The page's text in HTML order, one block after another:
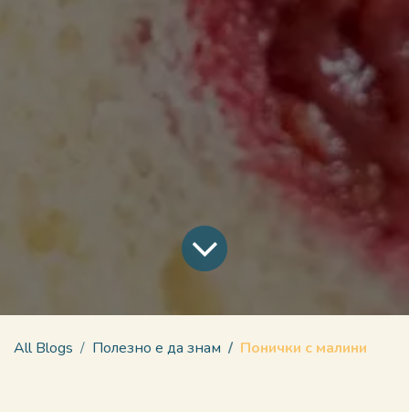
All Blogs Полезно е да знам Понички с малини